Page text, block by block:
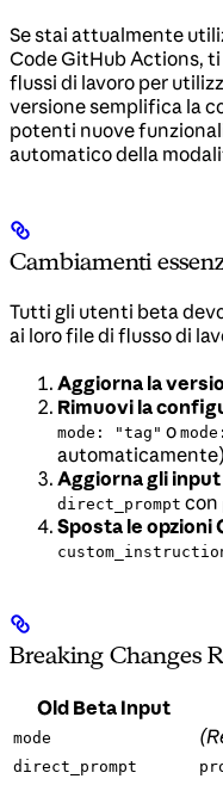
Se stai attualmente
Code GitHub Actions,
flussi di lavoro per
versione semplifica la
potenti nuove
automatico della
Cambiamenti
Tutti gli utenti beta
ai loro file di flusso di
Aggiorna la
Rimuovi la
mode: "tag" o
automaticamente)
Aggiorna gli
direct_prompt con
Sposta le opzioni
Breaking Changes
Old Beta Input
mode
direct_prompt